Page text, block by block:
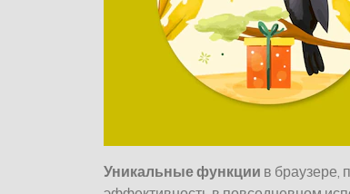
Уникальные функции в браузере,